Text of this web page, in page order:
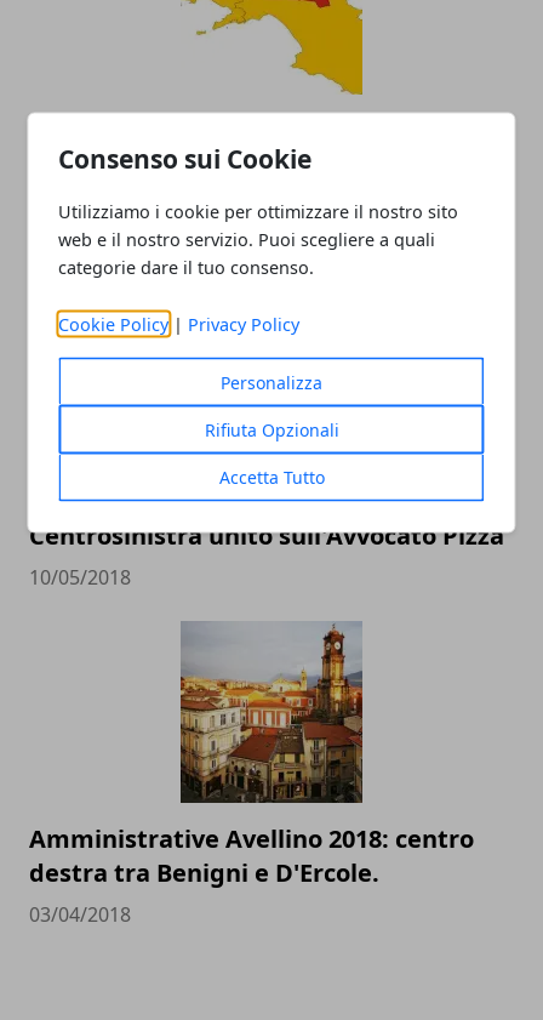
Consenso sui Cookie
Utilizziamo i cookie per ottimizzare il nostro sito
web e il nostro servizio. Puoi scegliere a quali
categorie dare il tuo consenso.
Cookie Policy | Privacy Policy
Personalizza
Rifiuta Opzionali
Accetta Tutto
Biancardi Presidente e nomi 12
Consiglieri
02/11/2018
Avellino/Verso le amministrative:
Centrosinistra unito sull'Avvocato Pizza
10/05/2018
Amministrative Avellino 2018: centro
destra tra Benigni e D'Ercole.
03/04/2018